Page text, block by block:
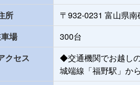
所
〒932-0231 富山県
場
300台
クセス
◆交通機関でお越し
城端線「福野駅」か